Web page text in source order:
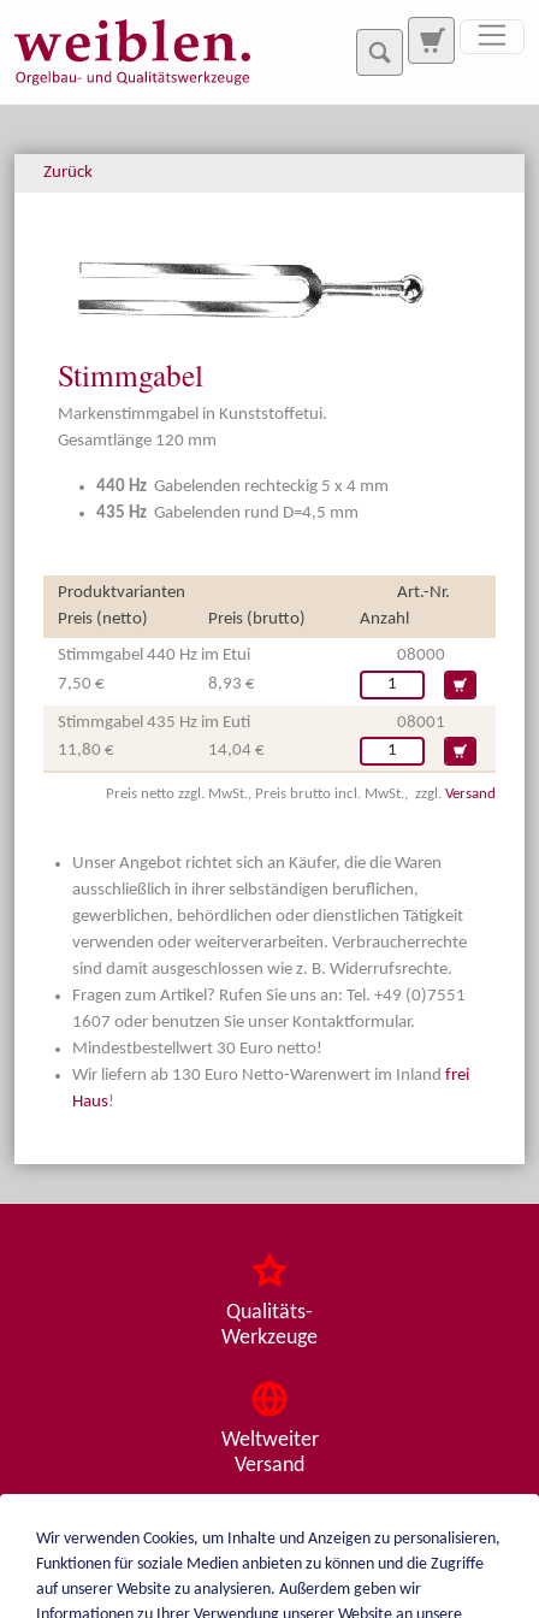
Zurück
Stimmgabel
Markenstimmgabel in Kunststoffetui.
Gesamtlänge 120 mm
440 Hz Gabelenden rechteckig 5 x 4 mm
435 Hz Gabelenden rund D=4,5 mm
Produktvarianten
Art.-Nr.
Preis (netto)
Preis (brutto) Anzahl
Stimmgabel 440 Hz im Etui
08000
7,50 €
8,93 €
Stimmgabel 435 Hz im Euti
08001
11,80 €
14,04 €
Preis netto zzgl. MwSt., Preis brutto incl. MwSt., zzgl. Versand
Unser Angebot richtet sich an Käufer, die die Waren
ausschließlich in ihrer selbständigen beruflichen,
gewerblichen, behördlichen oder dienstlichen Tätigkeit
verwenden oder weiterverarbeiten. Verbraucherrechte
sind damit ausgeschlossen wie z. B. Widerrufsrechte.
Fragen zum Artikel? Rufen Sie uns an: Tel. +49 (0)7551
1607 oder benutzen Sie unser Kontaktformular.
Mindestbestellwert 30 Euro netto!
Wir liefern ab 130 Euro Netto-Warenwert im Inland frei
Haus!
Qualitäts-
Werkzeuge
Weltweiter
Versand
Beratung
von A - Z
Wir verwenden Cookies, um Inhalte und Anzeigen zu personalisieren,
Funktionen für soziale Medien anbieten zu können und die Zugriffe
auf unserer Website zu analysieren. Außerdem geben wir